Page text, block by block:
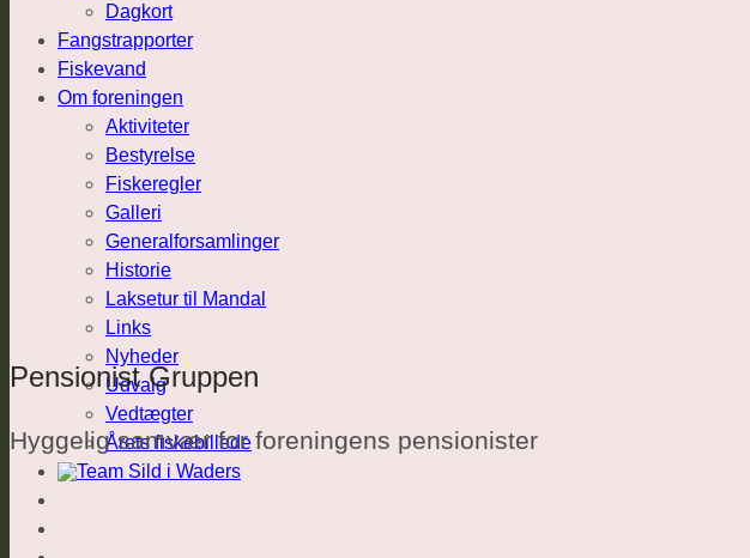
Dagkort
Fangstrapporter
Fiskevand
Om foreningen
Aktiviteter
Bestyrelse
Fiskeregler
Galleri
Generalforsamlinger
Historie
Laksetur til Mandal
Links
Nyheder
Udvalg
Vedtægter
Årets fiskebillede
Pensionist Gruppen
Hyggelig samvær for foreningens pensionister